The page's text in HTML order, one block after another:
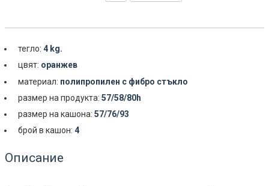
тегло:4 kg.
цвят: оранжев
материал: полипропилен с фибро стъкло
размер на продукта:57/58/80h
размер на кашона:57/76/93
брой в кашон:4
Описание